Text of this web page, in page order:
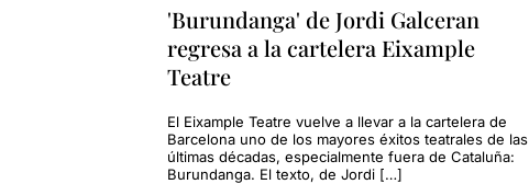
'Burundanga' de Jordi Galceran
regresa a la cartelera Eixample
Teatre
El Eixample Teatre vuelve a llevar a la cartelera de
Barcelona uno de los mayores éxitos teatrales de las
últimas décadas, especialmente fuera de Cataluña:
Burundanga. El texto, de Jordi […]